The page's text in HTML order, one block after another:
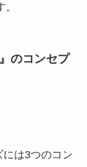
のコンセプ
は3つのコン